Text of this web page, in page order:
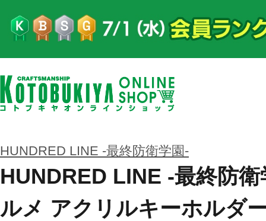
HUNDRED LINE -最終防衛学園-
HUNDRED LINE -最終防
ルメ アクリルキーホルダ